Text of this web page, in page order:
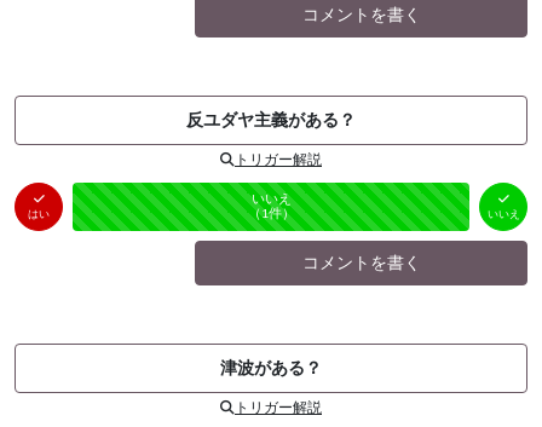
コメントを書く
反ユダヤ主義がある？
トリガー解説
はい
はい
（0件）
未投票
いいえ
（1件） いいえ
コメントを書く
津波がある？
トリガー解説